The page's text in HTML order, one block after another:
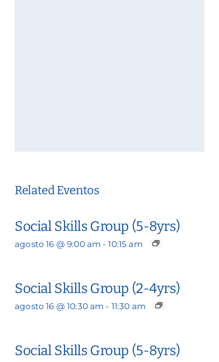
Related Eventos
Social Skills Group (5-8yrs)
agosto 16 @ 9:00 am - 10:15 am
Social Skills Group (2-4yrs)
agosto 16 @ 10:30 am - 11:30 am
Social Skills Group (5-8yrs)